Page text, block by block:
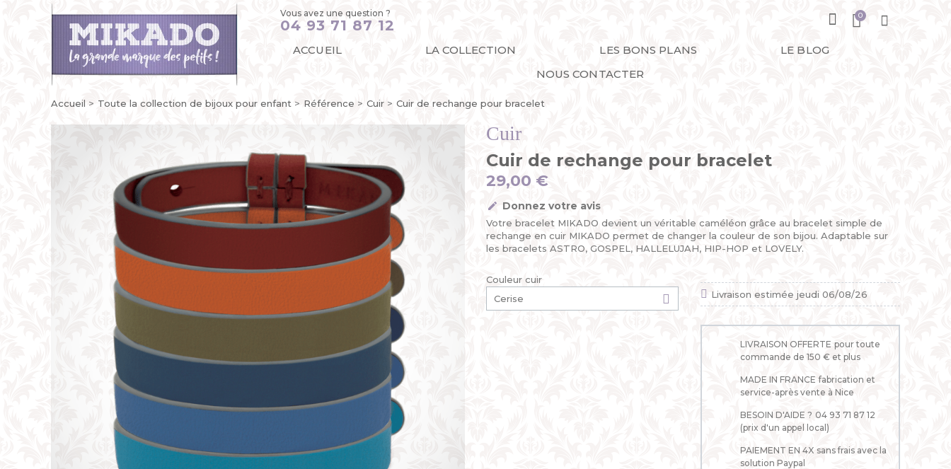
Vous avez une question ?
04 93 71 87 12
ACCUEIL LA COLLECTION LES BONS PLANS
LE BLOG
NOUS CONTACTER
Accueil Toute la collection de bijoux pour enfant Référence Cuir Cuir de rechange pour bracelet
Cuir
Cuir de rechange pour bracelet
29,00 €
Donnez votre avis
Votre bracelet MIKADO devient un véritable caméléon grâce au bracelet simple de
rechange en cuir MIKADO permet de changer la couleur de son bijou. Adaptable sur
les bracelets ASTRO, GOSPEL, HALLELUJAH, HIP-HOP et LOVELY.
Couleur cuir
Livraison estimée jeudi 06/08/26
LIVRAISON OFFERTE pour toute
commande de 150 € et plus
MADE IN FRANCE fabrication et
service-après vente à Nice
BESOIN D'AIDE ? 04 93 71 87 12
(prix d'un appel local)
PAIEMENT EN 4X sans frais avec la
solution Paypal